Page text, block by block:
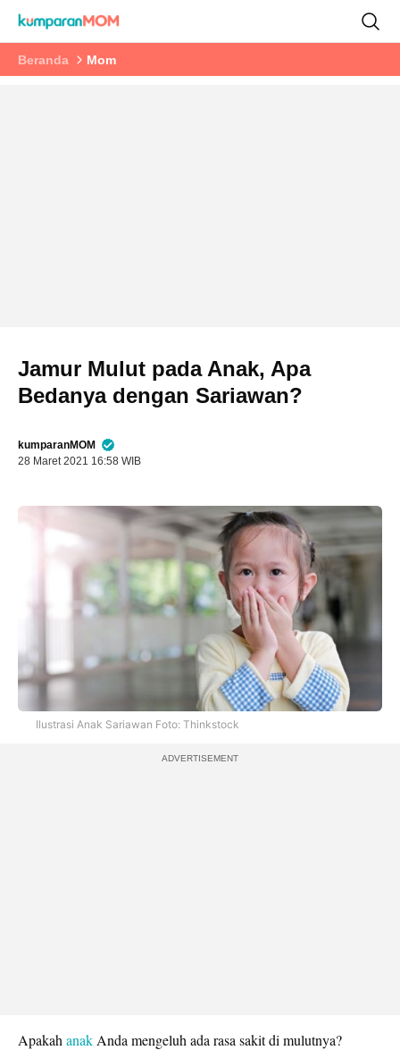
Beranda Mom
Jamur Mulut pada Anak, Apa
Bedanya dengan Sariawan?
kumparanMOM
28 Maret 2021 16:58 WIB
Ilustrasi Anak Sariawan Foto: Thinkstock
ADVERTISEMENT
Apakah anak Anda mengeluh ada rasa sakit di mulutnya?